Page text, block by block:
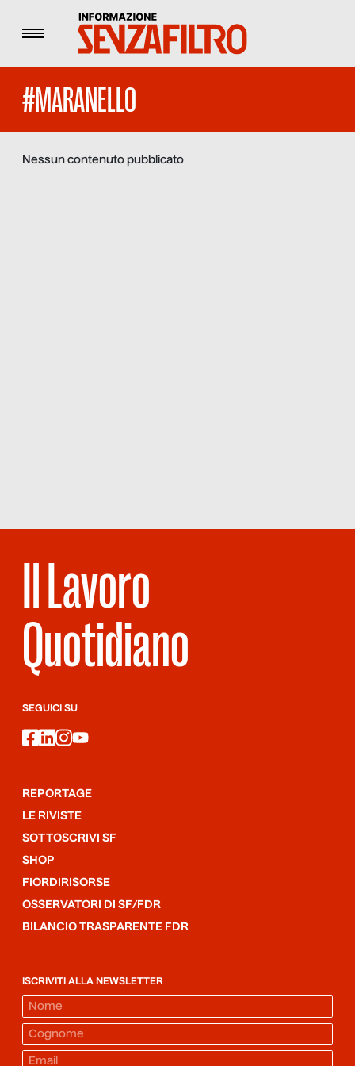
Menu
#MARANELLO
Nessun contenuto pubblicato
Il Lavoro
Quotidiano
SEGUICI SU
facebook
linkedin
instagram
youtube
REPORTAGE
LE RIVISTE
SOTTOSCRIVI SF
SHOP
FIORDIRISORSE
OSSERVATORI DI SF/FDR
BILANCIO TRASPARENTE FDR
ISCRIVITI ALLA NEWSLETTER